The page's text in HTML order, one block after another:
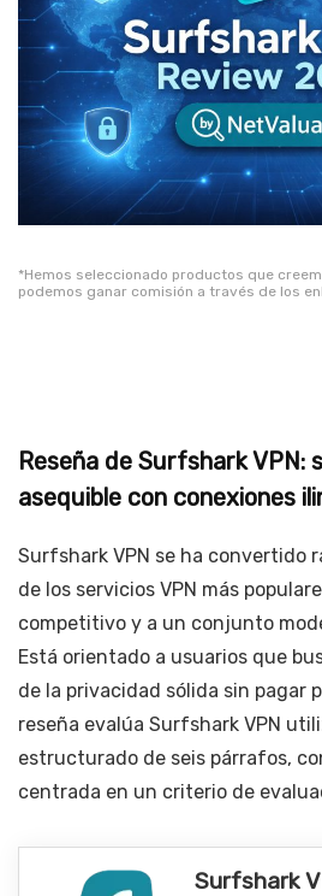
*Hemos seleccionado productos que
podemos ganar comisión a través de los
Reseña de Surfshark VPN:
asequible con conexiones
Surfshark VPN se ha convertido
de los servicios VPN más
competitivo y a un conjunto
Está orientado a usuarios que
de la privacidad sólida sin pagar
reseña evalúa Surfshark VPN
estructurado de seis párrafos,
centrada en un criterio de
Surfshark